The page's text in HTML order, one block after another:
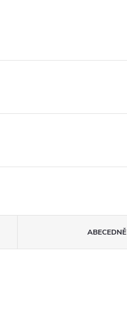
ABECEDNĚ